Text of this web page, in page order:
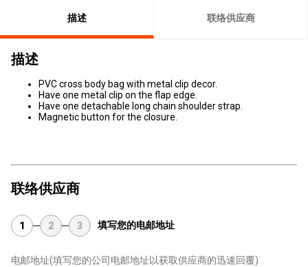
描述 联络供应商
描述
PVC cross body bag with metal clip decor.
Have one metal clip on the flap edge.
Have one detachable long chain shoulder strap.
Magnetic button for the closure.
联络供应商
1 2 3 填写您的电邮地址
电邮地址(填写您的公司电邮地址以获取供应商的迅速回覆)